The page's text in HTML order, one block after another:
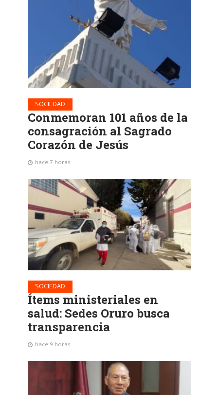
SOCIEDAD
Conmemoran 101 años de la
consagración al Sagrado
Corazón de Jesús
hace 7 horas
SOCIEDAD
Ítems ministeriales en
salud: Sedes Oruro busca
transparencia
hace 9 horas